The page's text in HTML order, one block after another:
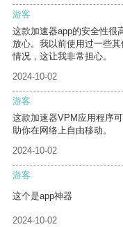
游客
这款加速器app的安全性很
放心。我以前使用过一些
情况，这让我非常担心。
2024-10-02
游客
这款加速器VPM应用程序
助你在网络上自由移动。
2024-10-02
游客
这个是app神器
2024-10-02